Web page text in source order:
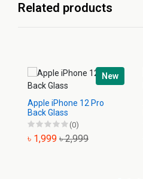
Related products
New
Apple iPhone 12 Pro
Back Glass
(0)
৳ 1,999 ৳ 2,999